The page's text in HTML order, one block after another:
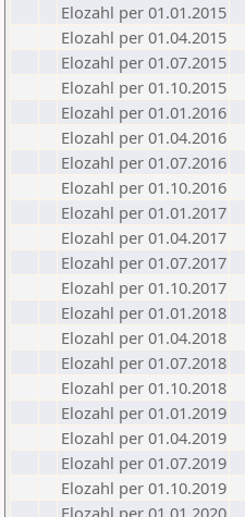
Elozahl per 01.01.2015
Elozahl per 01.04.2015
Elozahl per 01.07.2015
Elozahl per 01.10.2015
Elozahl per 01.01.2016
Elozahl per 01.04.2016
Elozahl per 01.07.2016
Elozahl per 01.10.2016
Elozahl per 01.01.2017
Elozahl per 01.04.2017
Elozahl per 01.07.2017
Elozahl per 01.10.2017
Elozahl per 01.01.2018
Elozahl per 01.04.2018
Elozahl per 01.07.2018
Elozahl per 01.10.2018
Elozahl per 01.01.2019
Elozahl per 01.04.2019
Elozahl per 01.07.2019
Elozahl per 01.10.2019
Elozahl per 01.01.2020